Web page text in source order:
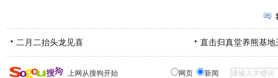
二月二抬头龙见喜 直击归真堂养熊基地
上网从搜狗开始 网页 新闻